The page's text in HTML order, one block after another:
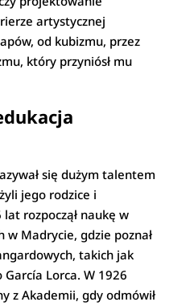
artystycznej
od kubizmu, przez
który przyniósł mu
się dużym talentem
jego rodzice i
rozpoczął naukę w
w Madrycie, gdzie poznał
takich jak
García Lorca. W 1926
z Akademii, gdy odmówił